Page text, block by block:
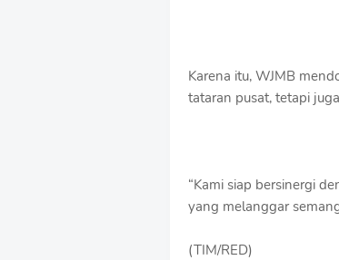
Karena itu, WJMB
tataran pusat, tetapi
“Kami siap bersinergi
yang melanggar
(TIM/RED)